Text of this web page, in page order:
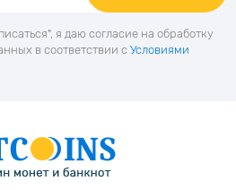
я даю согласие на обработку
в соответствии с Условиями